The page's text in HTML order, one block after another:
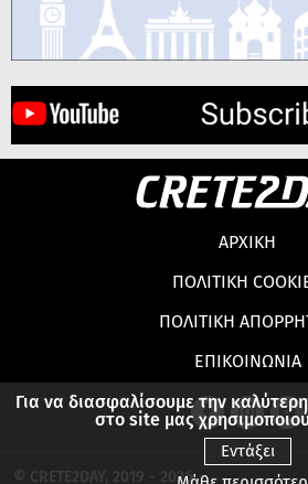
Για να διασφαλίσουμε την
στο site μας
Εντάξει
ΑΡΧΙΚΗ
ΠΟΛΙΤΙΚΗ
ΠΟΛΙΤΙΚΗ
ΕΠΙΚΟΙΝΩΝΙΑ
© CRETE2DAY, 2019 - 2026